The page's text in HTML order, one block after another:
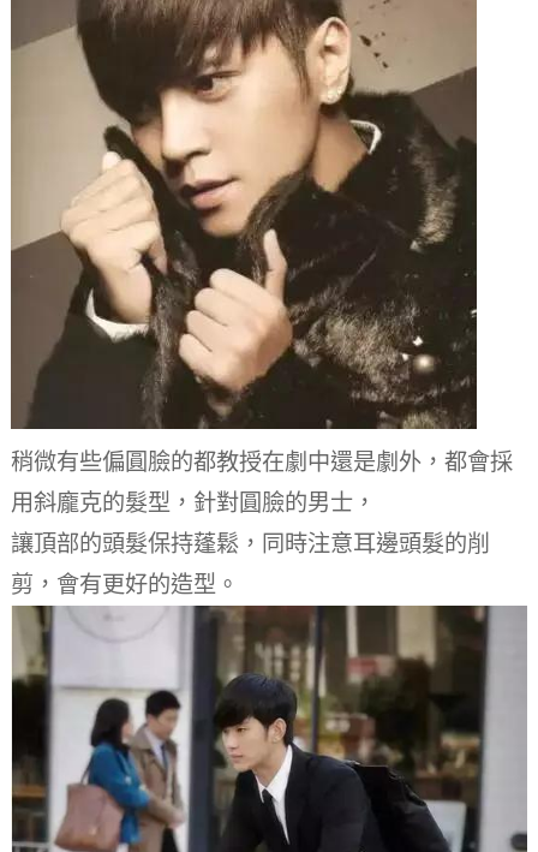
稍微有些偏圓臉的都教授在劇中還是劇外，都會採
用斜龐克的髮型，針對圓臉的男士，
讓頂部的頭髮保持蓬鬆，同時注意耳邊頭髮的削
剪，會有更好的造型。